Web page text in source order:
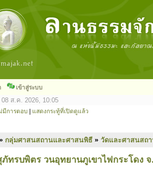
เข้าสู่ระบบ
ส.ค. 2026, 10:05
มีการตอบ แสดงกระทู้ที่เปิดดูแล้ว
กลุ่มศาสนสถานและศาสนพิธี » วัดและศาสนสถ
ภัทรบพิตร วนอุทยานภูเขาไฟกระโดง